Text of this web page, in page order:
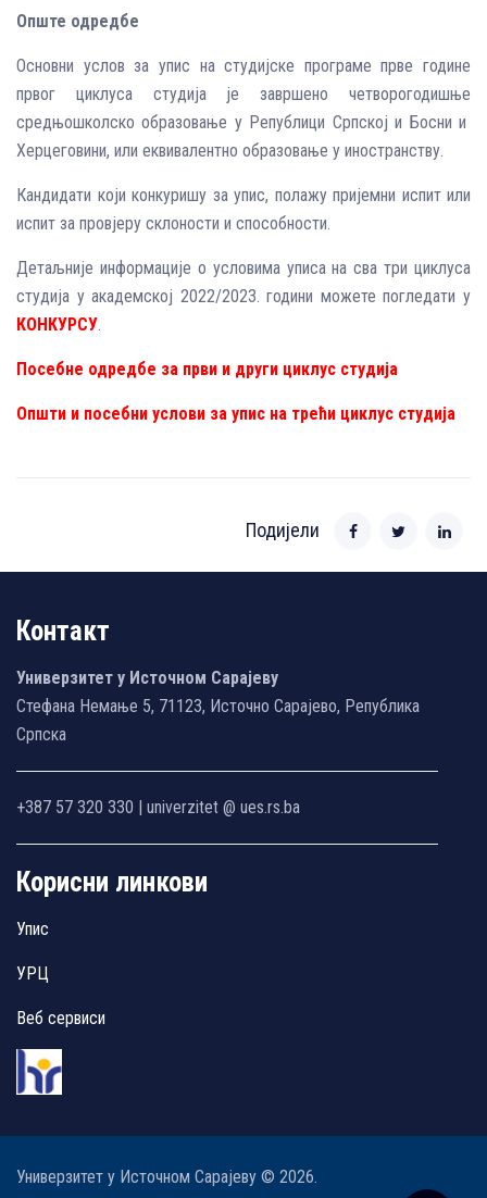
Опште одредбе
Основни услов за упис на студијске програме прве године
првог циклуса студија је завршено четворогодишње
средњошколско образовање у Републици Српској и Босни и
Херцеговини, или еквивалентно образовање у иностранству.
Кандидати који конкуришу за упис, полажу пријемни испит или
испит за провјеру склоности и способности.
Детаљније информације о условима уписа на сва три циклуса
студија у академској 2022/2023. години можете погледати у
КОНКУРСУ.
Посебне одредбе за први и други циклус студија
Општи и посебни услови за упис на трећи циклус студија
Подијели
Контакт
Универзитет у Источном Сарајеву
Стефана Немање 5, 71123, Источно Сарајево, Република
Српска
+387 57 320 330 | univerzitet @ ues.rs.ba
Корисни линкови
Упис
УРЦ
Веб сервиси
Универзитет у Источном Сарајеву © 2026.